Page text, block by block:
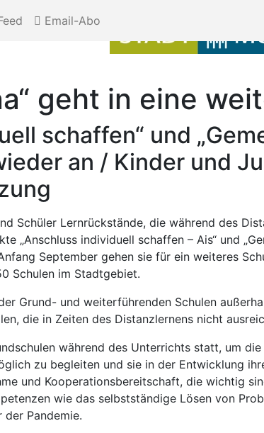
Email-Abo
geht in eine
schaffen“ und
an / Kinder und
Schüler Lernrückstände, die während des
„Anschluss individuell schaffen – Ais“ und
September gehen sie für ein weiteres
Schulen im Stadtgebiet.
Grund- und weiterführenden Schulen
die in Zeiten des Distanzlernens nicht
während des Unterrichts statt, um
zu begleiten und sie in der Entwicklung
und Kooperationsbereitschaft, die wichtig
wie das selbstständige Lösen von
Pandemie.